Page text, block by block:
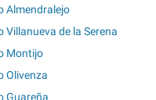
Almendralejo
de la Serena
Montijo
Olivenza
Guareña